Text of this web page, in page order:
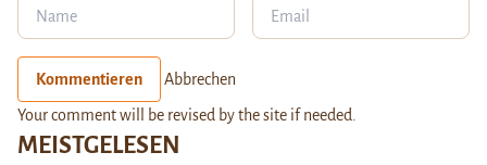
MEISTGELESEN
Kommentieren Abbrechen
Your comment will be revised by the site if needed.